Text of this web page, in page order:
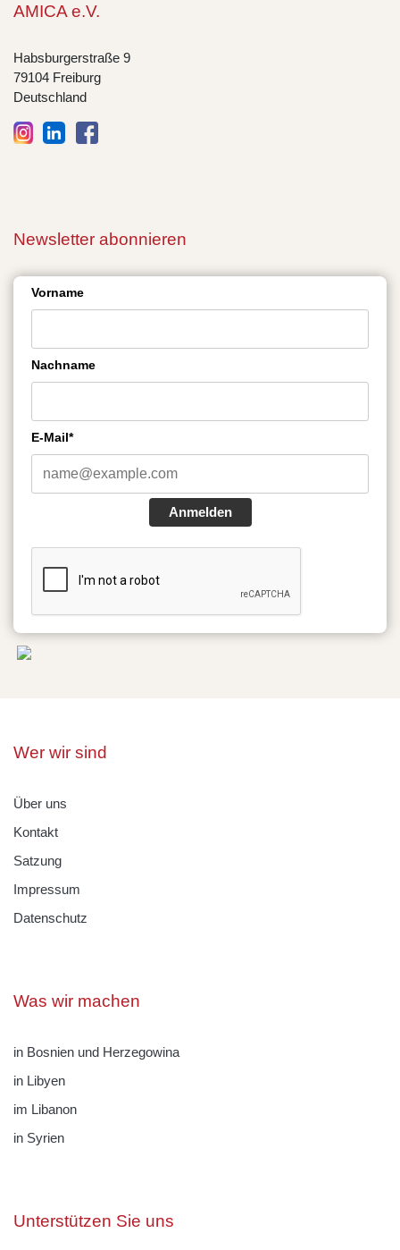
AMICA e.V.
Habsburgerstraße 9
79104 Freiburg
Deutschland
Newsletter abonnieren
Vorname
Nachname
E-Mail*
Anmelden
Wer wir sind
Über uns
Kontakt
Satzung
Impressum
Datenschutz
Was wir machen
in Bosnien und Herzegowina
in Libyen
im Libanon
in Syrien
Unterstützen Sie uns